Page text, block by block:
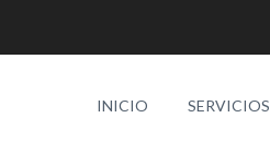
INICIO SERVICIOS